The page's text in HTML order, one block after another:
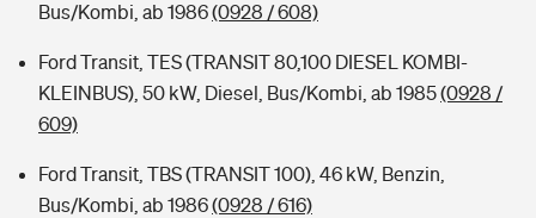
Bus/Kombi, ab 1986(0928 / 608)
Ford Transit, TES (TRANSIT 80,100 DIESEL KOMBI-
KLEINBUS), 50 kW, Diesel, Bus/Kombi, ab 1985(0928 /
609)
Ford Transit, TBS (TRANSIT 100), 46 kW, Benzin,
Bus/Kombi, ab 1986(0928 / 616)